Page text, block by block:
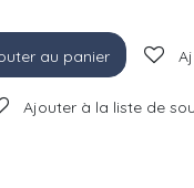
souhaits
Ajouter à la liste de
au panier